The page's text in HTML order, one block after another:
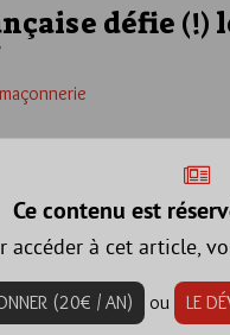
défie (!)
Ce contenu est
accéder à cet article,
(20€ / AN) ou LE